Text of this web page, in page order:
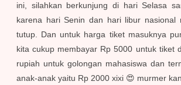
ini, silahkan berkunjung di hari Selasa
karena hari Senin dan hari libur nasional
tutup. Dan untuk harga tiket masuknya
kita cukup membayar Rp 5000 untuk tiket
rupiah untuk golongan mahasiswa dan
anak-anak yaitu Rp 2000 xixi 😍 murmer